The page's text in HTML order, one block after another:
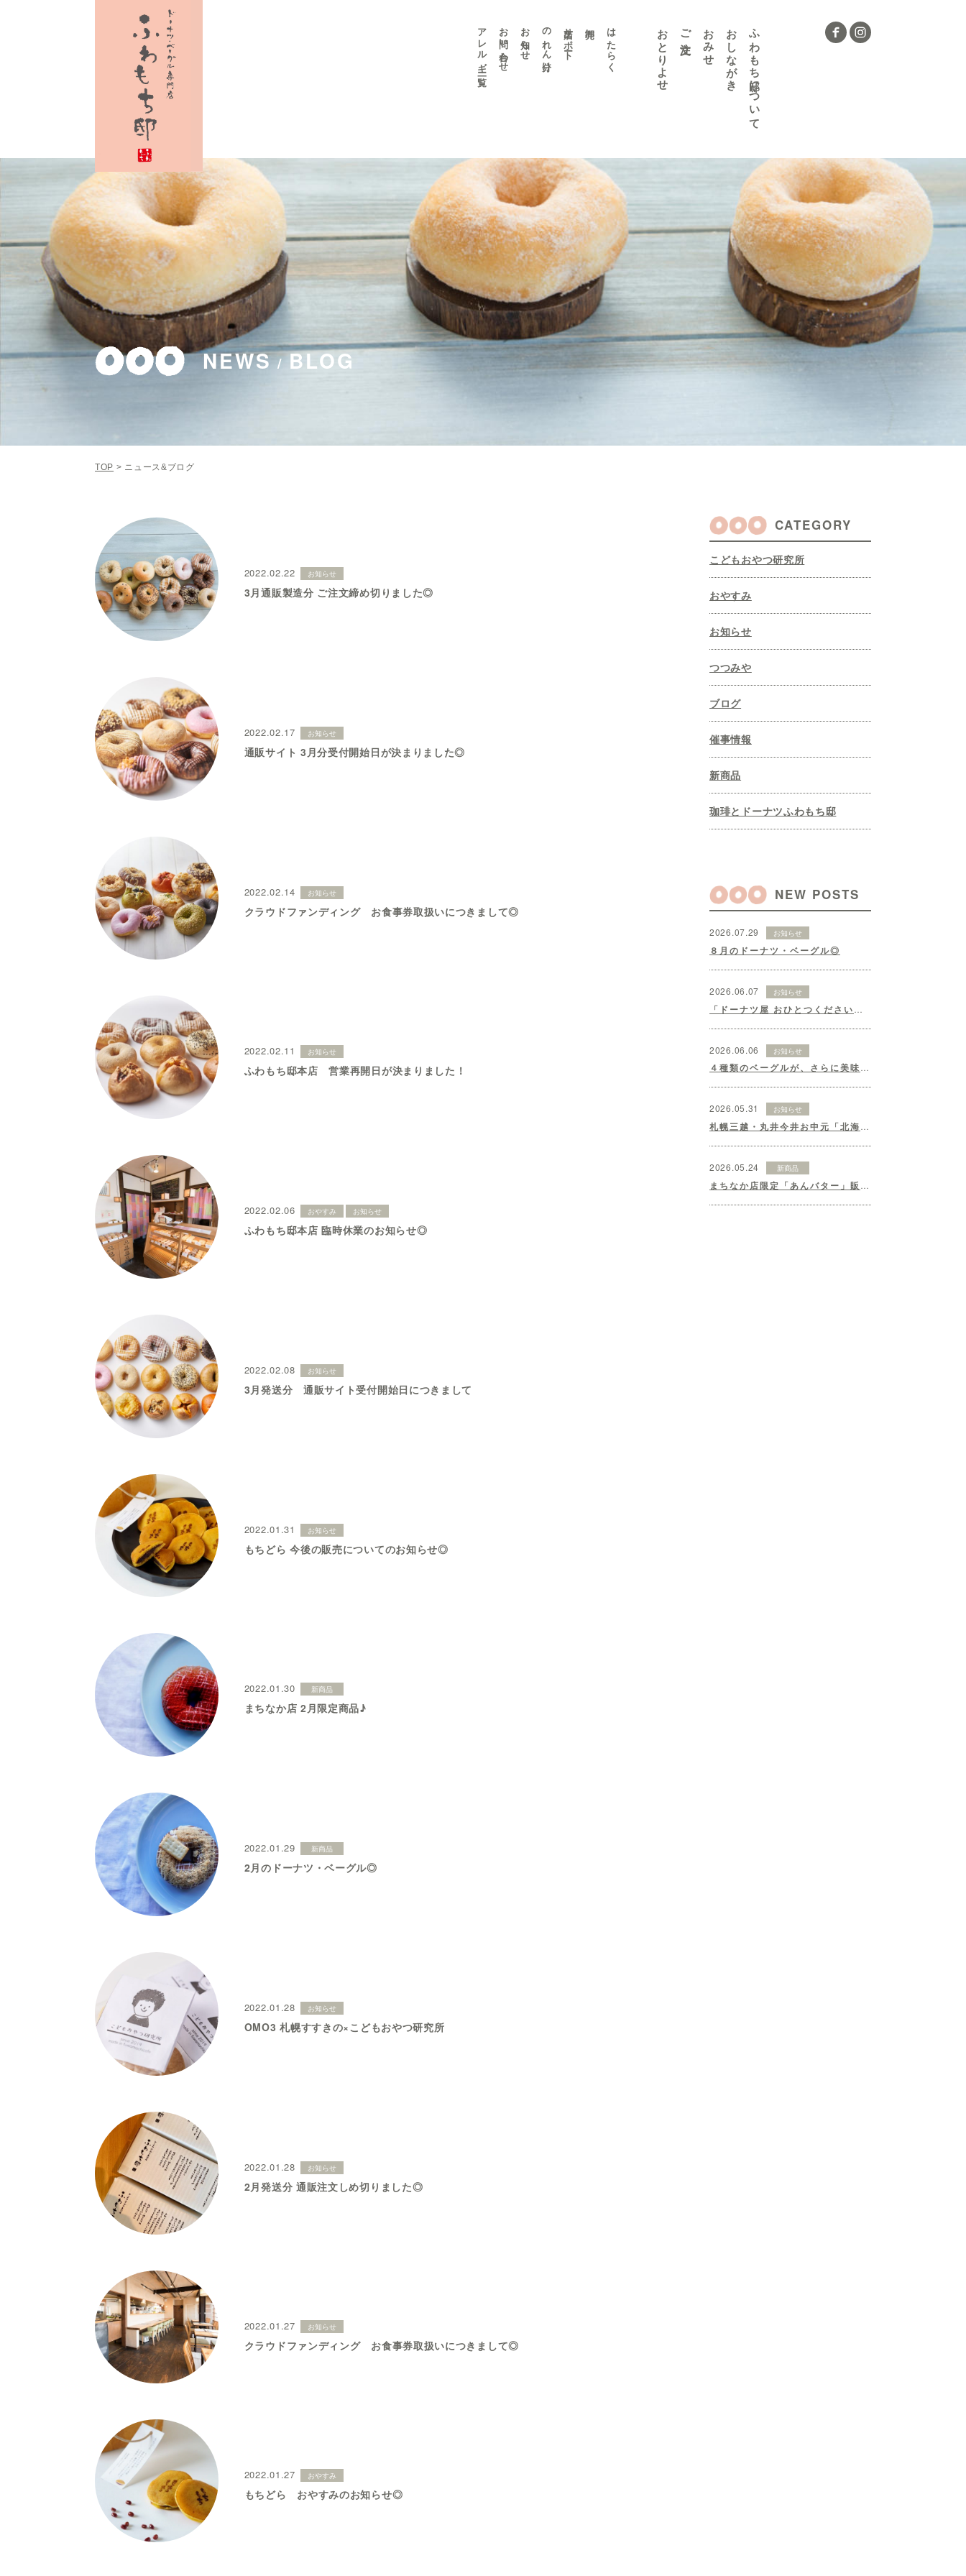
ふわもち邸について
おしながき
おみせ
ご注文
おとりよせ
はたらく
出店サポート
のれん分け
お知らせ
お問い合わせ
アレルギー 一覧
NEWS/ BLOG
TOP > ニュース&ブログ
2022.02.22 お知らせ
3月通販製造分 ご注文締め切りました◎
2022.02.17 お知らせ
通販サイト 3月分受付開始日が決まりました◎
2022.02.14 お知らせ
クラウドファンディング お食事券取扱いにつきまして◎
2022.02.11 お知らせ
ふわもち邸本店 営業再開日が決まりました！
2022.02.06 おやすみ お知らせ
ふわもち邸本店 臨時休業のお知らせ◎
2022.02.08 お知らせ
3月発送分 通販サイト受付開始日につきまして
2022.01.31 お知らせ
もちどら 今後の販売についてのお知らせ◎
2022.01.30 新商品
まちなか店 2月限定商品♪
2022.01.29 新商品
2月のドーナツ・ベーグル◎
2022.01.28 お知らせ
OMO3 札幌すすきの×こどもおやつ研究所
2022.01.28 お知らせ
2月発送分 通販注文しめ切りました◎
2022.01.27 お知らせ
クラウドファンディング お食事券取扱いにつきまして◎
2022.01.27 おやすみ
もちどら おやすみのお知らせ◎
CATEGORY
こどもおやつ研究所
おやすみ
お知らせ
つつみや
ブログ
催事情報
新商品
珈琲とドーナツふわもち邸
NEW POSTS
2026.07.29 お知らせ
８月のドーナツ・ベーグル◎
2026.06.07 お知らせ
2026.06.06 お知らせ
４種類のベーグルが、さらに美味しくリニューアル！
2026.05.31 お知らせ
2026.05.24 新商品